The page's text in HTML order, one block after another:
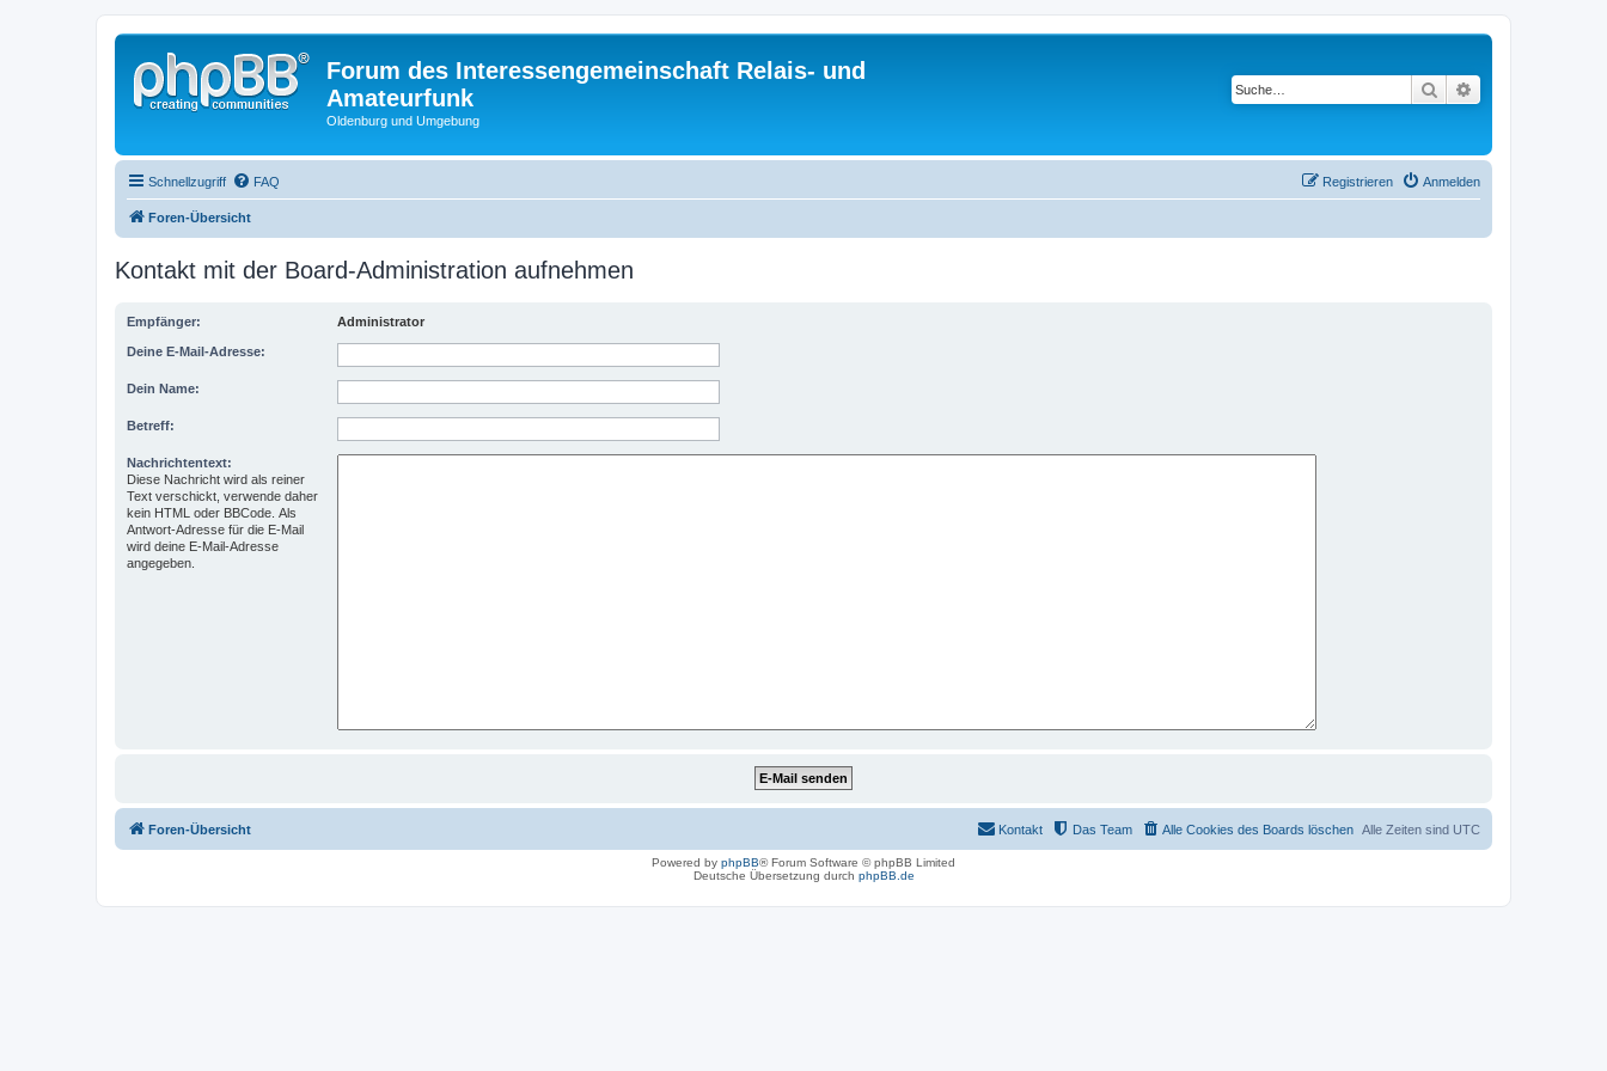
Forum des Interessengemeinschaft Relais- und
Amateurfunk
Oldenburg und Umgebung
Suche
Schnellzugriff FAQ Anmelden
Registrieren
Foren-Übersicht
Kontakt mit der Board-Administration aufnehmen
Empfänger: Administrator
Deine E-Mail-Adresse:
Dein Name:
Betreff:
Nachrichtentext:
Diese Nachricht wird als reiner
Text verschickt, verwende daher
kein HTML oder BBCode. Als
Antwort-Adresse für die E-Mail
wird deine E-Mail-Adresse
angegeben.
Foren-Übersicht Alle Zeiten sind UTC
Alle Cookies des Boards löschen
Das Team
Kontakt
Powered by phpBB® Forum Software © phpBB Limited
Deutsche Übersetzung durch phpBB.de